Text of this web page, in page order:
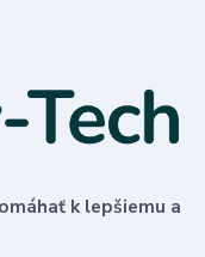
k lepšiemu a